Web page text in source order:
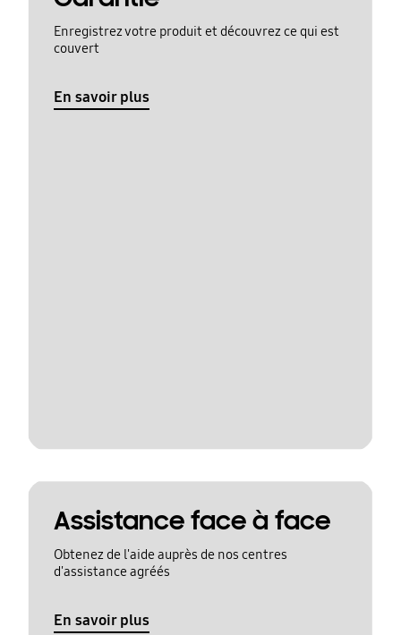
Enregistrez votre produit et découvrez ce qui est
couvert
En savoir plus
Assistance face à face
Obtenez de l'aide auprès de nos centres
d'assistance agréés
En savoir plus